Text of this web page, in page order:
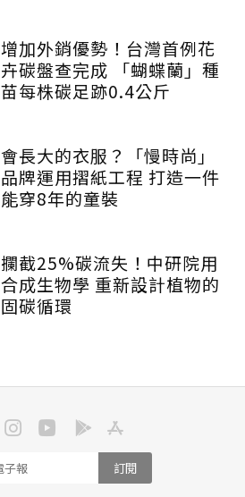
增加外銷優勢！台灣首例花
卉碳盤查完成 「蝴蝶蘭」種
苗每株碳足跡0.4公斤
會長大的衣服？「慢時尚」
品牌運用摺紙工程 打造一件
能穿8年的童裝
攔截25%碳流失！中研院用
合成生物學 重新設計植物的
固碳循環
訂閱